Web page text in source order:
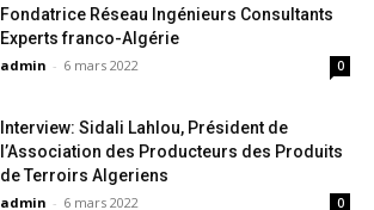
Fondatrice Réseau Ingénieurs Consultants
Experts franco-Algérie
admin - 6 mars 2022 0
Interview: Sidali Lahlou, Président de
l’Association des Producteurs des Produits
de Terroirs Algeriens
admin - 6 mars 2022 0